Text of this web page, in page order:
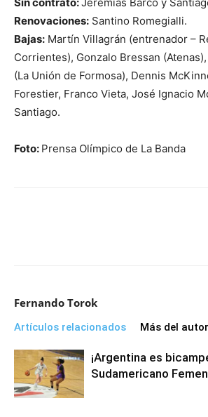
Sin contrato:Jeremías Barco y
Renovaciones: Santino Romegialli.
Bajas: Martín Villagrán (entrenador –
Corrientes), Gonzalo Bressan
(La Unión de Formosa), Dennis
Forestier, Franco Vieta, José Ignacio
Santiago.
Foto: Prensa Olímpico de La Banda
Fernando Torok
Artículos relacionados Más del autor
¡Argentina es
Sudamericano